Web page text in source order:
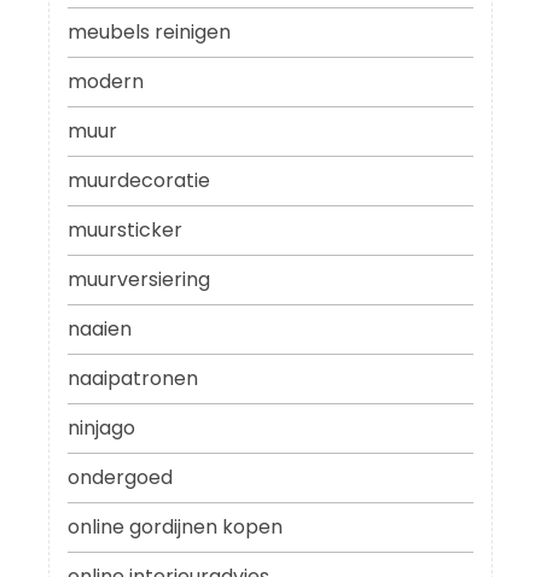
meubels reinigen
modern
muur
muurdecoratie
muursticker
muurversiering
naaien
naaipatronen
ninjago
ondergoed
online gordijnen kopen